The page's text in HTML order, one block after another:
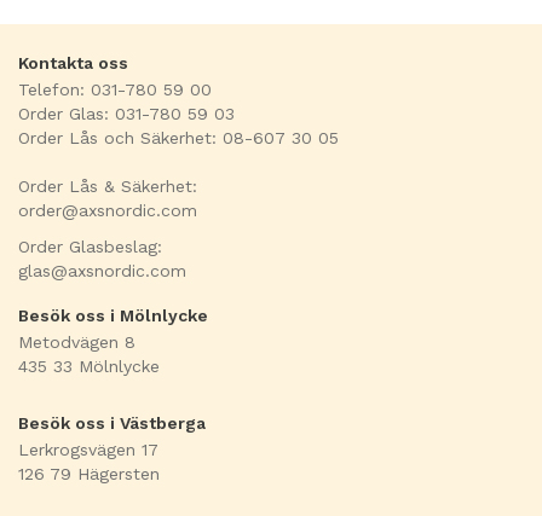
Kontakta oss
Telefon: 031-780 59 00
Order Glas: 031-780 59 03
Order Lås och Säkerhet: 08-607 30 05
Order Lås & Säkerhet:
order@axsnordic.com
Order Glasbeslag:
glas@axsnordic.com
Besök oss i Mölnlycke
Metodvägen 8
435 33 Mölnlycke
Besök oss i Västberga
Lerkrogsvägen 17
126 79 Hägersten